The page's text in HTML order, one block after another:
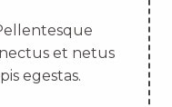
et netus
egestas.